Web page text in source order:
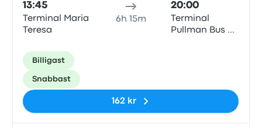
13:45
Terminal Maria
Teresa
6h 15m
20:00
Terminal
Pullman Bus de
Billigast
Snabbast
162 kr